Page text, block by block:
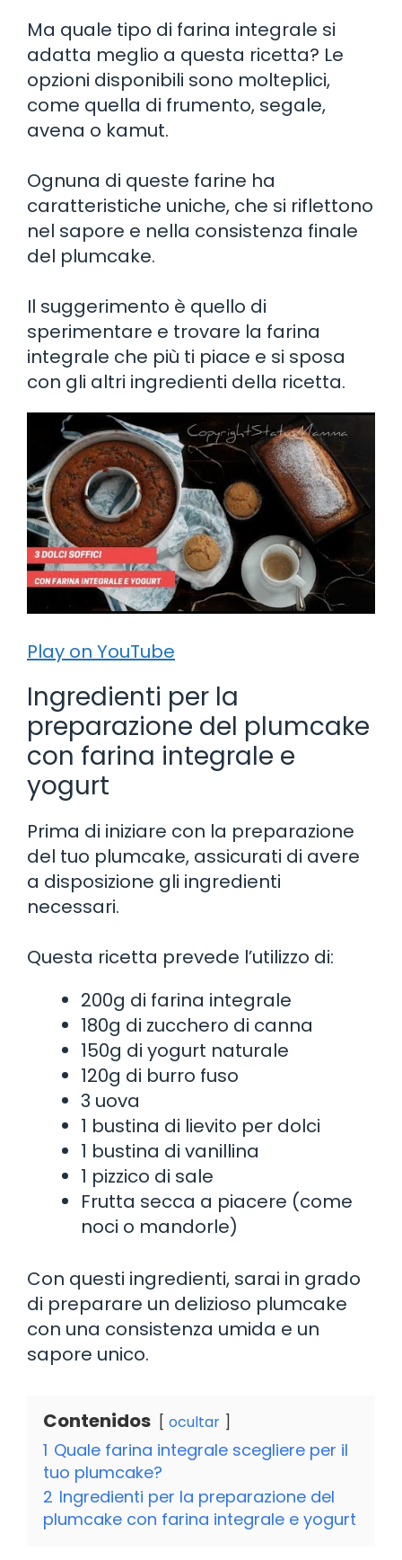
Ma quale tipo di farina integrale si
adatta meglio a questa ricetta? Le
opzioni disponibili sono molteplici,
come quella di frumento, segale,
avena o kamut.
Ognuna di queste farine ha
caratteristiche uniche, che si riflettono
nel sapore e nella consistenza finale
del plumcake.
Il suggerimento è quello di
sperimentare e trovare la farina
integrale che più ti piace e si sposa
con gli altri ingredienti della ricetta.
Play on YouTube
Ingredienti per la
preparazione del plumcake
con farina integrale e
yogurt
Prima di iniziare con la preparazione
del tuo plumcake, assicurati di avere
a disposizione gli ingredienti
necessari.
Questa ricetta prevede l’utilizzo di:
200g di farina integrale
180g di zucchero di canna
150g di yogurt naturale
120g di burro fuso
3 uova
1 bustina di lievito per dolci
1 bustina di vanillina
1 pizzico di sale
Frutta secca a piacere (come
noci o mandorle)
Con questi ingredienti, sarai in grado
di preparare un delizioso plumcake
con una consistenza umida e un
sapore unico.
Contenidos ocultar
1 Quale farina integrale scegliere per il
tuo plumcake?
2 Ingredienti per la preparazione del
plumcake con farina integrale e yogurt